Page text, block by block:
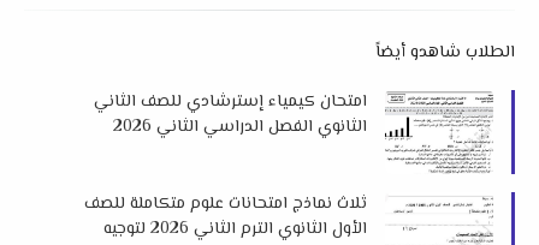
الطلاب شاهدو أيضاً
امتحان كيمياء إسترشادي للصف الثاني
الثانوي الفصل الدراسي الثاني 2026
ثلاث نماذج امتحانات علوم متكاملة للصف
الأول الثانوي الترم الثاني 2026 لتوجيه